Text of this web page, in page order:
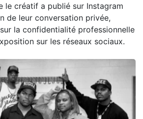
le créatif a publié sur Instagram
de leur conversation privée,
la confidentialité professionnelle
sur les réseaux sociaux.